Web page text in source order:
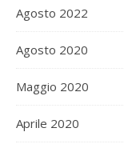
Agosto 2022
Agosto 2020
Maggio 2020
Aprile 2020